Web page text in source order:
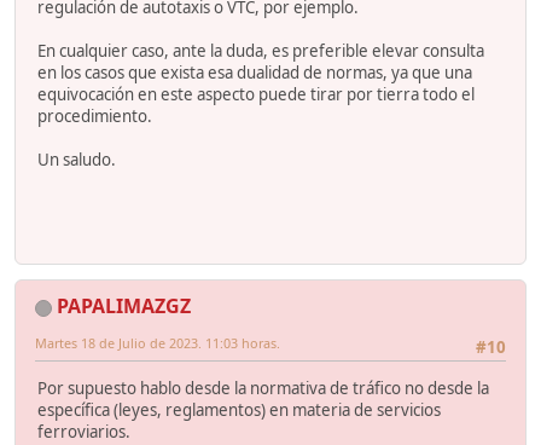
regulación de autotaxis o VTC, por ejemplo.
En cualquier caso, ante la duda, es preferible elevar consulta
en los casos que exista esa dualidad de normas, ya que una
equivocación en este aspecto puede tirar por tierra todo el
procedimiento.
Un saludo.
PAPALIMAZGZ
#10
Martes 18 de Julio de 2023. 11:03 horas.
Por supuesto hablo desde la normativa de tráfico no desde la
específica (leyes, reglamentos) en materia de servicios
ferroviarios.